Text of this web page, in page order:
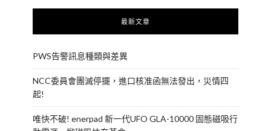
最新文章
PWS告警訊息種類與差異
NCC委員會團滅停擺，進口核准函無法發出，災情四
起!
唯快不破! enerpad 新一代UFO GLA-10000 固態磁吸行